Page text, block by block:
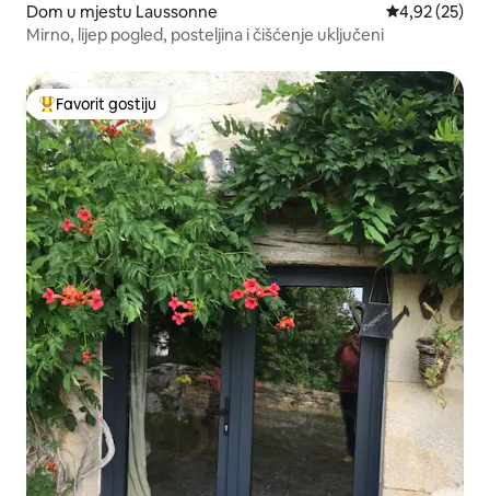
Dom u mjestu Laussonne Prosječna
4,92 (25)
Mirno, lijep pogled, posteljina i čišćenje uključeni
Glavni favorit gostiju
Favorit gostiju